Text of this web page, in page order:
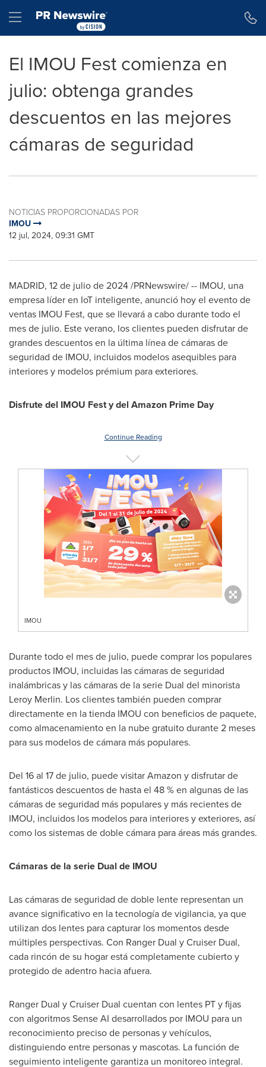
Hamburger menu
El IMOU Fest comienza en
julio: obtenga grandes
descuentos en las mejores
cámaras de seguridad
NOTICIAS PROPORCIONADAS POR
IMOU
12 jul, 2024, 09:31 GMT
MADRID, 12 de julio de 2024/PRNewswire/ -- IMOU, una
empresa líder en IoT inteligente, anunció hoy el evento de
ventas IMOU Fest, que se llevará a cabo durante todo el
mes de julio. Este verano, los clientes pueden disfrutar de
grandes descuentos en la última línea de cámaras de
seguridad de IMOU, incluidos modelos asequibles para
interiores y modelos prémium para exteriores.
Disfrute del IMOU Fest y del Amazon Prime Day
Continue Reading
IMOU
Durante todo el mes de julio, puede comprar los populares
productos IMOU, incluidas las cámaras de seguridad
inalámbricas y las cámaras de la serie Dual del minorista
Leroy Merlin. Los clientes también pueden comprar
directamente en la tienda IMOU con beneficios de paquete,
como almacenamiento en la nube gratuito durante 2 meses
para sus modelos de cámara más populares.
Del 16 al 17 de julio, puede visitar Amazon y disfrutar de
fantásticos descuentos de hasta el 48 % en algunas de las
cámaras de seguridad más populares y más recientes de
IMOU, incluidos los modelos para interiores y exteriores, así
como los sistemas de doble cámara para áreas más grandes.
Cámaras de la serie Dual de IMOU
Las cámaras de seguridad de doble lente representan un
avance significativo en la tecnología de vigilancia, ya que
utilizan dos lentes para capturar los momentos desde
múltiples perspectivas. Con Ranger Dual y Cruiser Dual,
cada rincón de su hogar está completamente cubierto y
protegido de adentro hacia afuera.
Ranger Dual y Cruiser Dual cuentan con lentes PT y fijas
con algoritmos Sense AI desarrollados por IMOU para un
reconocimiento preciso de personas y vehículos,
distinguiendo entre personas y mascotas. La función de
seguimiento inteligente garantiza un monitoreo integral.